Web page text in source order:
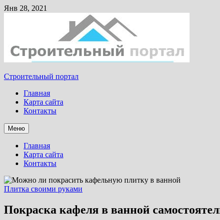
Янв 28, 2021
Строительный портал
Главная
Карта сайта
Контакты
Меню
Главная
Карта сайта
Контакты
Плитка своими руками
Покраска кафеля в ванной